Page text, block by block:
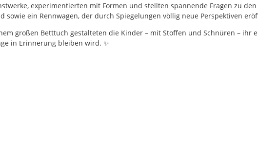
experimentierten mit Formen und stellten spannende Fragen zu
ein Rennwagen, der durch Spiegelungen völlig neue Perspektiven
großen Betttuch gestalteten die Kinder – mit Stoffen und Schnüren – ihr
in Erinnerung bleiben wird. ✨